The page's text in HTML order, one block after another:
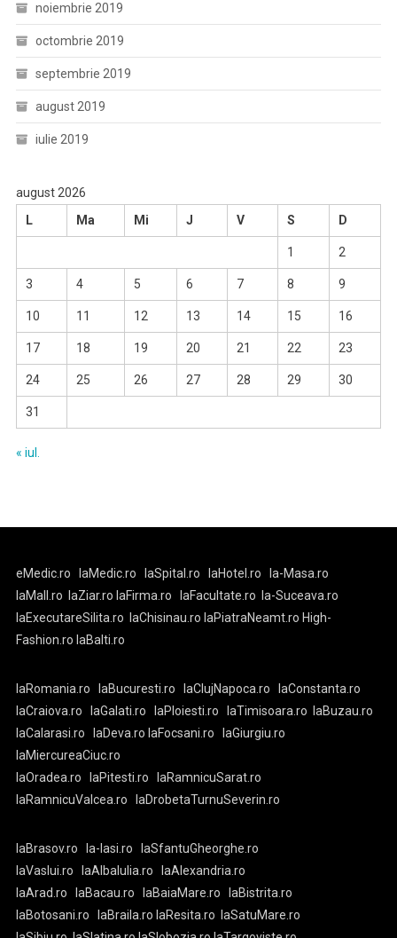
noiembrie 2019
octombrie 2019
septembrie 2019
august 2019
iulie 2019
august 2026
L
Ma Mi J V S D
1 2
3 4 5 6 7 8 9
10 11 12 13 14 15 16
17 18 19 20 21 22 23
24 25 26 27 28 29 30
31
« iul.
eMedic.ro laMedic.ro laSpital.ro laHotel.ro
la-Masa.ro
laMall.ro
laZiar.ro laFirma.ro laFacultate.ro
la-Suceava.ro
laExecutareSilita.ro
laChisinau.ro laPiatraNeamt.ro High-
Fashion.ro laBalti.ro
laRomania.ro laBucuresti.ro laClujNapoca.ro
laConstanta.ro
laCraiova.ro
laGalati.ro laPloiesti.ro laTimisoara.ro
laBuzau.ro
laCalarasi.ro
laDeva.ro laFocsani.ro
laGiurgiu.ro
laMiercureaCiuc.ro
laOradea.ro
laPitesti.ro
laRamnicuSarat.ro
laRamnicuValcea.ro
laDrobetaTurnuSeverin.ro
laBrasov.ro la-Iasi.ro
laSfantuGheorghe.ro
laVaslui.ro
laAlbaIulia.ro
laAlexandria.ro
laArad.ro
laBacau.ro laBaiaMare.ro
laBistrita.ro
laBotosani.ro
laBraila.ro laResita.ro
laSatuMare.ro